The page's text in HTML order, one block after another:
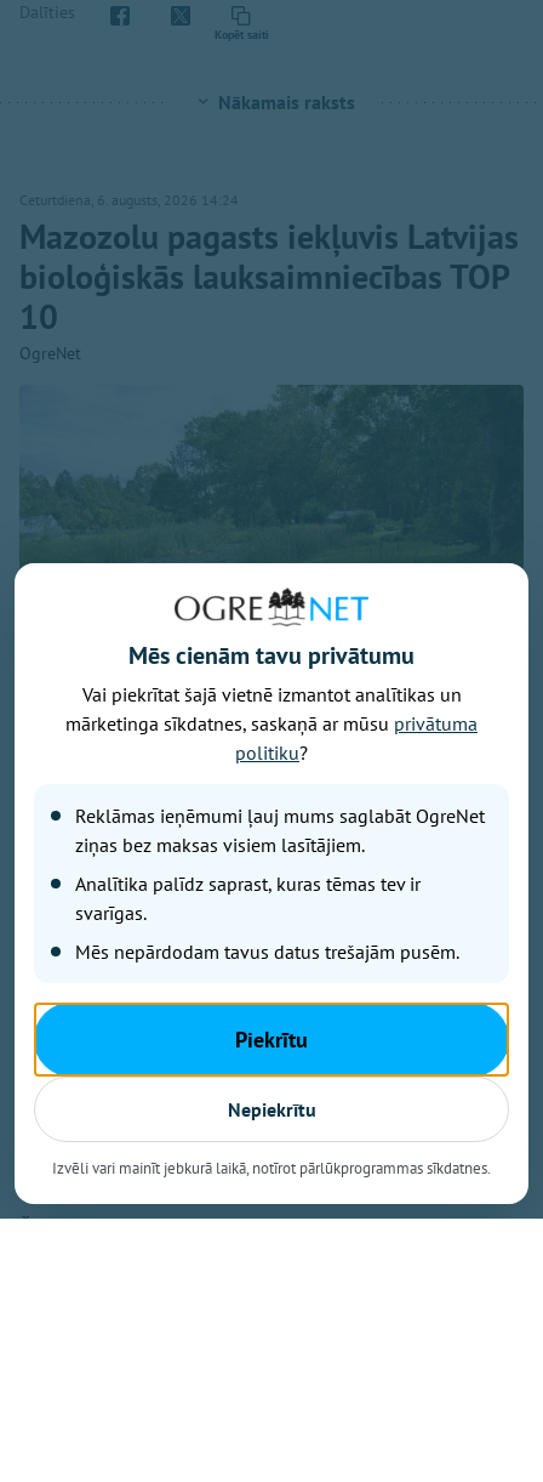
Dalīties
Kopēt saiti
Nākamais raksts
Ceturtdiena, 6. augusts, 2026 14:24
Mazozolu pagasts iekļuvis Latvijas
bioloģiskās lauksaimniecības TOP
10
OgreNet
vietā starp Latvijas zaļākajiem pagastiem - šeit
bioloģiski tiek apsaimniekoti 73,4 % no visas
lauksaimniecībā izmantojamās zemes. Tas ir vairāk
nekā trīsarpus reizes virs valsts vidējā rādītāja un
vienīgais Ogres novada pagasts, kas iekļuvis
prestižajā BIO TOP 10 sarakstā pēc bioloģiski
īpatsvara. Šāds sasniegums apliecina, ka Mazozolu
pusē bioloģiskā saimniekošana kļuvusi par
dominējošo lauksaimniecības praksi – gandrīz trīs
ceturtdaļās lauku netiek izmantoti minerālmēsli un
sintētiskie pesticīdi, kas nāk par labu gan videi, gan
vietējiem iedzīvotājiem un saimniekiem.
Šie dati izriet no Latvijas Bioloģiskās
Mēs cienām tavu privātumu
Vai piekrītat šajā vietnē izmantot analītikas un
mārketinga sīkdatnes, saskaņā ar mūsu privātuma
politiku?
Reklāmas ieņēmumi ļauj mums saglabāt OgreNet
ziņas bez maksas visiem lasītājiem.
Analītika palīdz saprast, kuras tēmas tev ir
svarīgas.
Mēs nepārdodam tavus datus trešajām pusēm.
Piekrītu
Nepiekrītu
Izvēli vari mainīt jebkurā laikā, notīrot pārlūkprogrammas sīkdatnes.